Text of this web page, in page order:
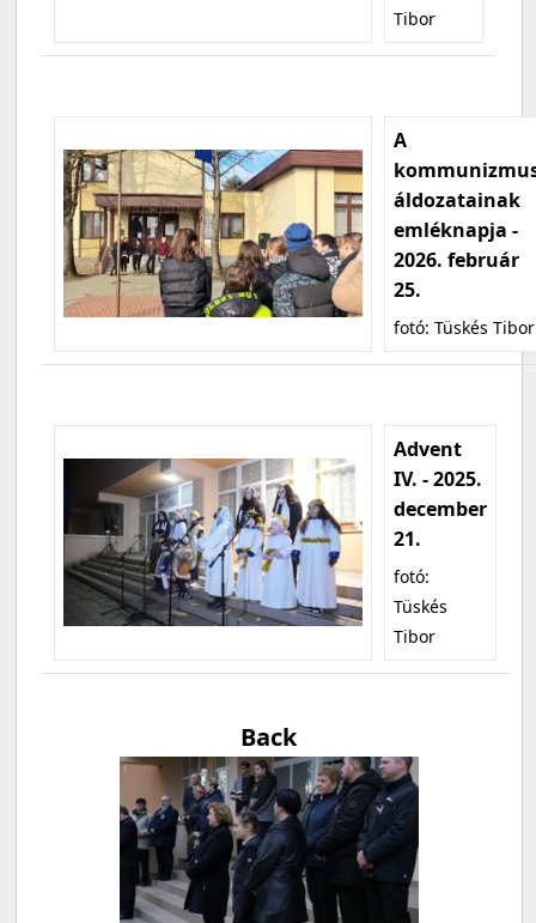
Tibor
A
áldozatainak
emléknapja -
2026. február
25.
fotó: Tüskés Tibor
Advent
IV. - 2025.
december
21.
fotó:
Tüskés
Tibor
Back